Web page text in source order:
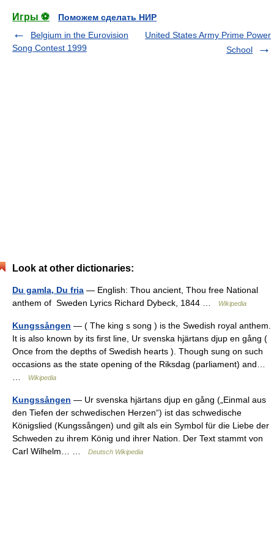
Игры ⚽
Поможем сделать НИР
Belgium in the Eurovision
Song Contest 1999
United States Army Prime Power
School
Look at other dictionaries:
Du gamla, Du fria — English: Thou ancient, Thou free National
anthem of Sweden Lyrics Richard Dybeck, 1844 …
Wikipedia
Kungssången — ( The king s song ) is the Swedish royal anthem.
It is also known by its first line, Ur svenska hjärtans djup en gång (
Once from the depths of Swedish hearts ). Though sung on such
occasions as the state opening of the Riksdag (parliament) and…
Wikipedia
Kungssången — Ur svenska hjärtans djup en gång („Einmal aus
den Tiefen der schwedischen Herzen“) ist das schwedische
Königslied (Kungssången) und gilt als ein Symbol für die Liebe der
Schweden zu ihrem König und ihrer Nation. Der Text stammt von
Carl Wilhelm… …
Deutsch Wikipedia